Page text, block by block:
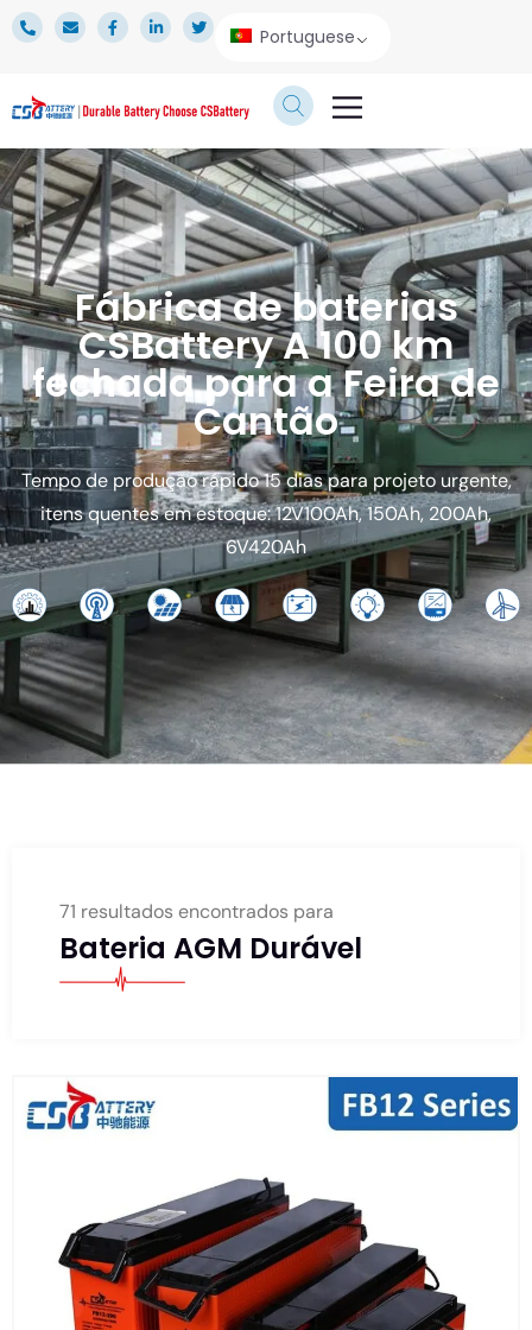
Portuguese
Fábrica de baterias
CSBattery A 100 km
fechada para a Feira de
Cantão
Tempo de produção rápido 15 dias para projeto urgente,
itens quentes em estoque: 12V100Ah, 150Ah, 200Ah,
6V420Ah
71 resultados encontrados para
Bateria AGM Durável